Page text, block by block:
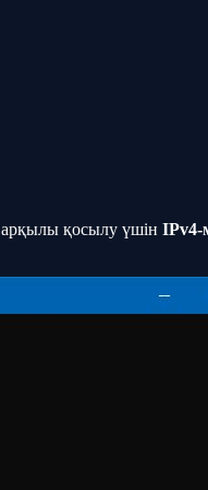
арқылы қосылу үшін IPv4-